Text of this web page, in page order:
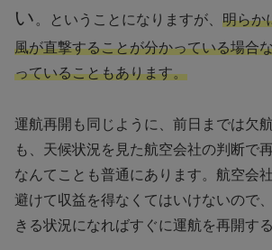
い。ということになりますが、 明らか
風が直撃することが分かっている場合
っていることもあります。
運航再開も同じように、前日までは欠
も、天候状況を見た航空会社の判断で
なんてことも普通にあります。航空会
避けて収益を得なくてはいけないので
きる状況になればすぐに運航を再開す